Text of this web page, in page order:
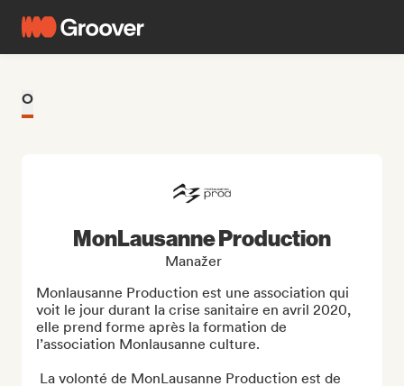
O
MonLausanne Production
Manažer
Monlausanne Production est une association qui
voit le jour durant la crise sanitaire en avril 2020,
elle prend forme après la formation de
l’association Monlausanne culture.